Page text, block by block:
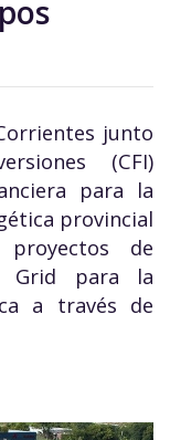
junto
(CFI)
para la
provincial
de
Grid para la
a través de